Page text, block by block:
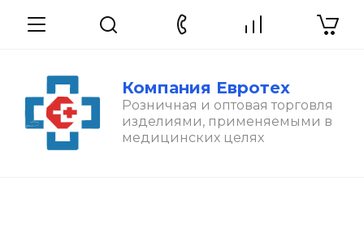
Компания Евротех
Розничная и оптовая торговля
изделиями, применяемыми в
медицинских целях